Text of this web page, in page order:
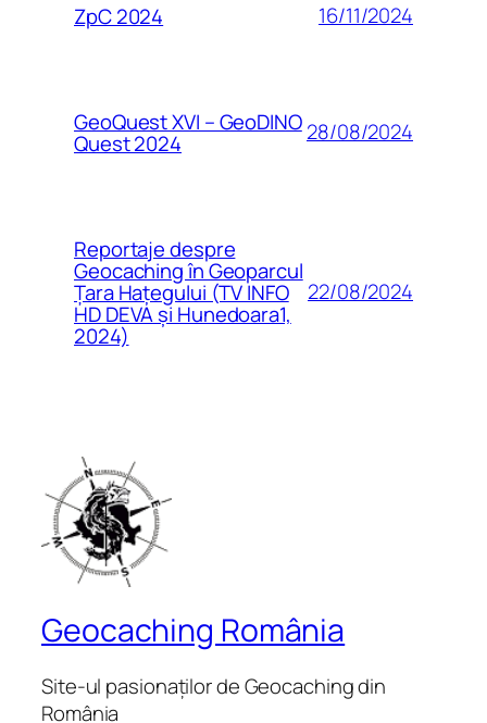
ZpC 2024 16/11/2024
GeoQuest XVI – GeoDINO
Quest 2024 28/08/2024
Reportaje despre
Geocaching în Geoparcul
Țara Hațegului (TV INFO
HD DEVA și Hunedoara1,
2024)
22/08/2024
Geocaching România
Site-ul pasionaților de Geocaching din
România